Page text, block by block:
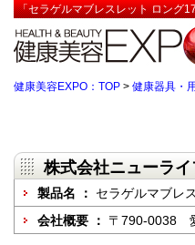
「セラゲルマブレスレット ロング
健康美容EXPO：TOP > 健康器具・
株式会社ニューライ
製品名 ： セラゲルマブレ
会社概要 ： 〒790-0038